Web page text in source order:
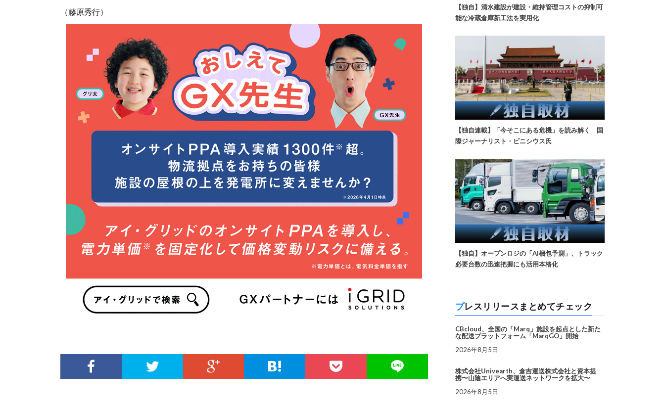
（藤原秀行）
【独自】清水建設が建設・維持管理コストの抑制可
能な冷蔵倉庫新工法を実用化
【独自連載】「今そこにある危機」を読み解く 国
際ジャーナリスト・ビニシウス氏
【独自】オープンロジの「AI梱包予測」、トラック
必要台数の迅速把握にも活用本格化
プレスリリースまとめてチェック
CBcloud、全国の「Marq」施設を起点とした新た
な配送プラットフォーム「MarqGO」開始
2026年8月5日
株式会社Univearth、倉吉運送株式会社と資本提
携〜山陰エリアへ実運送ネットワークを拡大〜
2026年8月5日